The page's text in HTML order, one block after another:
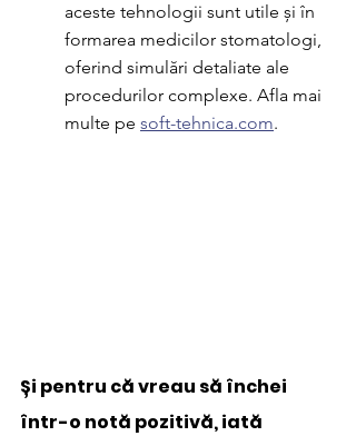
aceste tehnologii sunt utile și în
formarea medicilor stomatologi,
oferind simulări detaliate ale
procedurilor complexe. Afla mai
multe pe soft-tehnica.com.
Și pentru că vreau să închei
într-o notă pozitivă, iată